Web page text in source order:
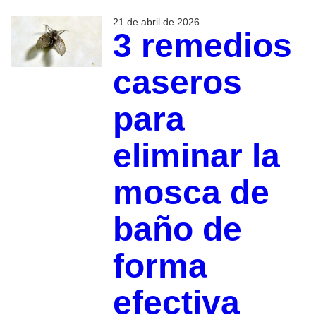
21 de abril de 2026
3 remedios
caseros
para
eliminar la
mosca de
baño de
forma
efectiva